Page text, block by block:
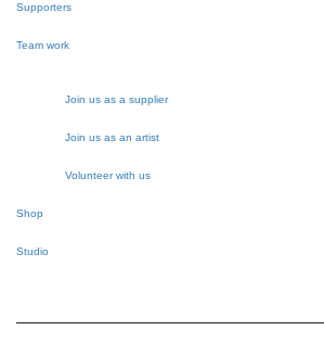
Supporters
Team work
Join us as a supplier
Join us as an artist
Volunteer with us
Shop
Studio